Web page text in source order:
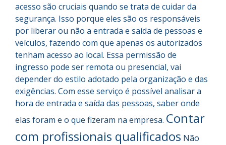
acesso são cruciais quando se trata de cuidar da
segurança. Isso porque eles são os responsáveis
por liberar ou não a entrada e saída de pessoas e
veículos, fazendo com que apenas os autorizados
tenham acesso ao local. Essa permissão de
ingresso pode ser remota ou presencial, vai
depender do estilo adotado pela organização e das
exigências. Com esse serviço é possível analisar a
hora de entrada e saída das pessoas, saber onde
elas foram e o que fizeram na empresa. Contar
com profissionais qualificados Não